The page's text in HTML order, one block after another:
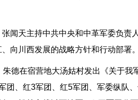
张闻天主持中共中央和中革军委负责
向川西发展的战略方针和行动部署。
朱德在宿营地大汤姑村发出《关于
团、红3军团、红5军团、军委纵队